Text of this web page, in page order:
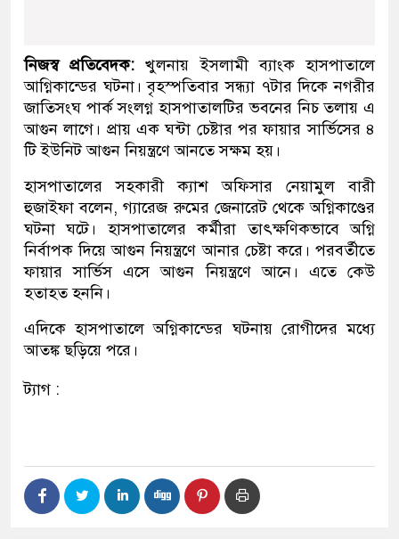
নিজস্ব প্রতিবেদক:খুলনায় ইসলামী ব্যাংক হাসপাতালে
আগ্নিকান্ডের ঘটনা। বৃহস্পতিবার সন্ধ্যা ৭টার দিকে নগরীর
জাতিসংঘ পার্ক সংলগ্ন হাসপাতালটির ভবনের নিচ তলায় এ
আগুন লাগে। প্রায় এক ঘন্টা চেষ্টার পর ফায়ার সার্ভিসের ৪
টি ইউনিট আগুন নিয়ন্ত্রণে আনতে সক্ষম হয়।
হাসপাতালের সহকারী ক্যাশ অফিসার নেয়ামুল বারী
হুজাইফা বলেন, গ্যারেজ রুমের জেনারেট থেকে অগ্নিকাণ্ডের
ঘটনা ঘটে। হাসপাতালের কর্মীরা তাৎক্ষণিকভাবে অগ্নি
নির্বাপক দিয়ে আগুন নিয়ন্ত্রণে আনার চেষ্টা করে। পরবর্তীতে
ফায়ার সার্ভিস এসে আগুন নিয়ন্ত্রণে আনে। এতে কেউ
হতাহত হননি।
এদিকে হাসপাতালে অগ্নিকান্ডের ঘটনায় রোগীদের মধ্যে
আতঙ্ক ছড়িয়ে পরে।
ট্যাগ :